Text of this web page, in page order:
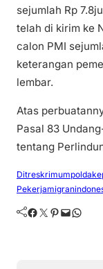
sejumlah Rp
telah di kirim ke
calon PMI
keterangan
lembar.
Atas
Pasal 83
tentang
Facebook Twitter Pinterest Mail WhatsApp